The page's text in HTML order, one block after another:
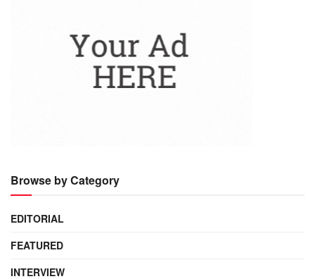
Browse by Category
EDITORIAL
FEATURED
INTERVIEW